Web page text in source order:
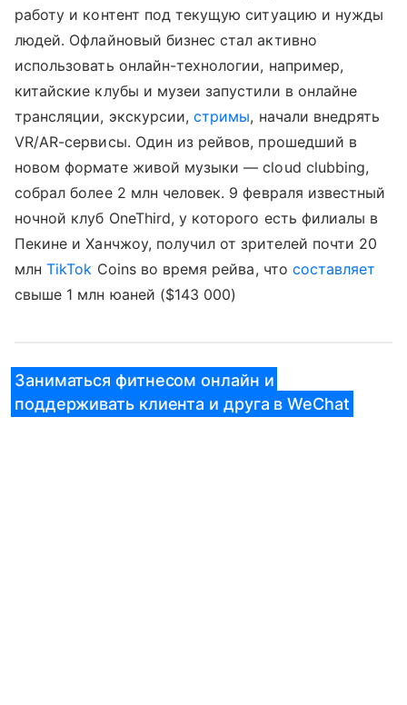
работу и контент под текущую ситуацию и нужды
людей. Офлайновый бизнес стал активно
использовать онлайн-технологии, например,
китайские клубы и музеи запустили в онлайне
трансляции, экскурсии,стримы, начали внедрять
VR/AR-сервисы. Один из рейвов, прошедший в
новом формате живой музыки — cloud clubbing,
собрал более 2 млн человек. 9 февраля известный
ночной клуб OneThird, у которого есть филиалы в
Пекине и Ханчжоу, получил от зрителей почти 20
млнTikTok Coins во время рейва, что составляет
свыше 1 млн юаней ($143 000)
Заниматься фитнесом онлайн и
поддерживать клиента и друга в WeChat